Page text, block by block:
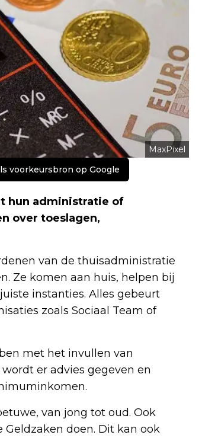
MaxPixel
voorkeursbron op Google
hun administratie of
over toeslagen,
van de thuisadministratie
Ze komen aan huis, helpen bij
instanties. Alles gebeurt
zoals Sociaal Team of
met het invullen van
er advies gegeven en
van jong tot oud. Ook
doen. Dit kan ook